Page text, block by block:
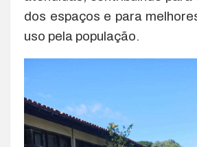
dos espaços e para
uso pela população.